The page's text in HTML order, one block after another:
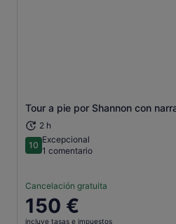
Tour a pie por Shannon con
2 h
1010 sobre 10
Excepcional
1 comentario
Cancelación gratuita
El
precio
150 €
incluye tasas e impuestos
Se